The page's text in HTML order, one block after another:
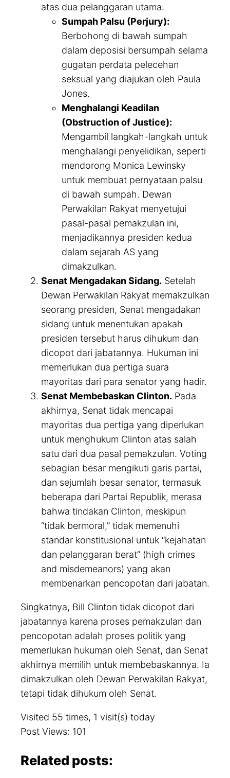
atas dua pelanggaran utama:
Sumpah Palsu (Perjury):
Berbohong di bawah sumpah
dalam deposisi bersumpah selama
gugatan perdata pelecehan
seksual yang diajukan oleh Paula
Jones.
Menghalangi Keadilan
(Obstruction of Justice):
Mengambil langkah-langkah untuk
menghalangi penyelidikan, seperti
mendorong Monica Lewinsky
untuk membuat pernyataan palsu
di bawah sumpah. Dewan
Perwakilan Rakyat menyetujui
pasal-pasal pemakzulan ini,
menjadikannya presiden kedua
dalam sejarah AS yang
dimakzulkan.
Senat Mengadakan Sidang. Setelah
Dewan Perwakilan Rakyat memakzulkan
seorang presiden, Senat mengadakan
sidang untuk menentukan apakah
presiden tersebut harus dihukum dan
dicopot dari jabatannya. Hukuman ini
memerlukan dua pertiga suara
mayoritas dari para senator yang hadir.
Senat Membebaskan Clinton. Pada
akhirnya, Senat tidak mencapai
mayoritas dua pertiga yang diperlukan
untuk menghukum Clinton atas salah
satu dari dua pasal pemakzulan. Voting
sebagian besar mengikuti garis partai,
dan sejumlah besar senator, termasuk
beberapa dari Partai Republik, merasa
bahwa tindakan Clinton, meskipun
“tidak bermoral,” tidak memenuhi
standar konstitusional untuk “kejahatan
dan pelanggaran berat” (high crimes
and misdemeanors) yang akan
membenarkan pencopotan dari jabatan.
Singkatnya, Bill Clinton tidak dicopot dari
jabatannya karena proses pemakzulan dan
pencopotan adalah proses politik yang
memerlukan hukuman oleh Senat, dan Senat
akhirnya memilih untuk membebaskannya. Ia
dimakzulkan oleh Dewan Perwakilan Rakyat,
tetapi tidak dihukum oleh Senat.
Visited 55 times, 1 visit(s) today
Post Views: 101
Related posts: